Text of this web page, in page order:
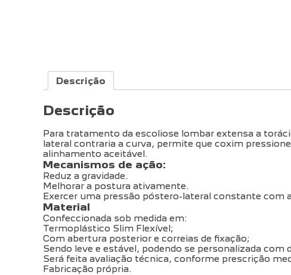
Descrição
Descrição
Para tratamento da escoliose lombar extensa a
lateral contraria a curva, permite que coxim
alinhamento aceitável.
Mecanismos de ação:
Reduz a gravidade.
Melhorar a postura ativamente.
Exercer uma pressão póstero-lateral constante com
Material
Confeccionada sob medida em:
Termoplástico Slim Flexível;
Com abertura posterior e correias de fixação;
Sendo leve e estável, podendo se personalizada
Será feita avaliação técnica, conforme prescrição
Fabricação própria.